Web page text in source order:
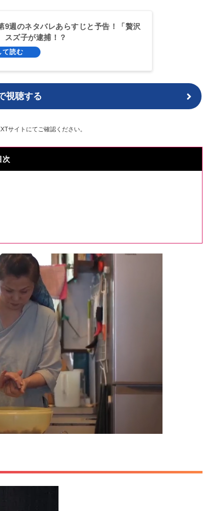
9週のネタバレあらすじと予告！「贅沢
スズ子が逮捕！？
視聴する
サイトにてご確認ください。
次